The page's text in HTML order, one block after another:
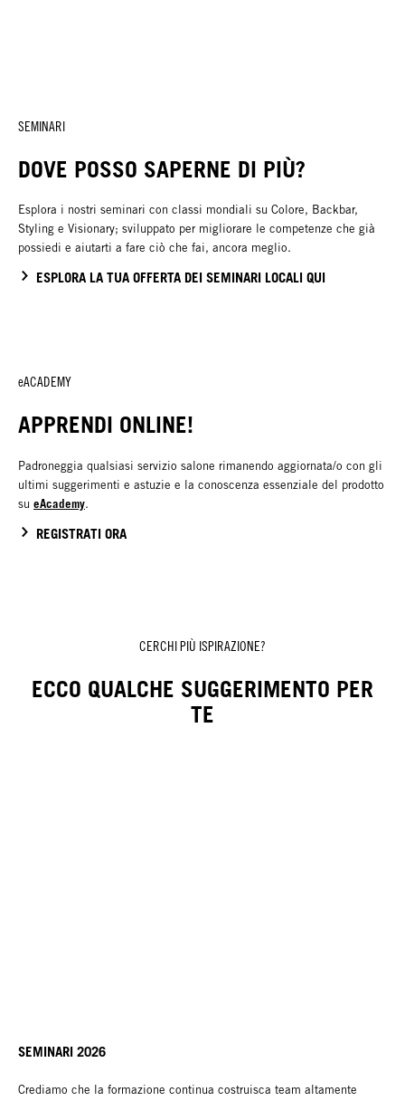
SEMINARI
DOVE POSSO SAPERNE DI PIÙ?
Esplora i nostri seminari con classi mondiali su Colore, Backbar,
Styling e Visionary; sviluppato per migliorare le competenze che già
possiedi e aiutarti a fare ciò che fai, ancora meglio.
ESPLORA LA TUA OFFERTA DEI SEMINARI LOCALI QUI
eACADEMY
APPRENDI ONLINE!
Padroneggia qualsiasi servizio salone rimanendo aggiornata/o con gli
ultimi suggerimenti e astuzie e la conoscenza essenziale del prodotto
su eAcademy.
REGISTRATI ORA
CERCHI PIÙ ISPIRAZIONE?
ECCO QUALCHE SUGGERIMENTO PER
TE
SEMINARI 2026
Crediamo che la formazione continua costruisca team altamente